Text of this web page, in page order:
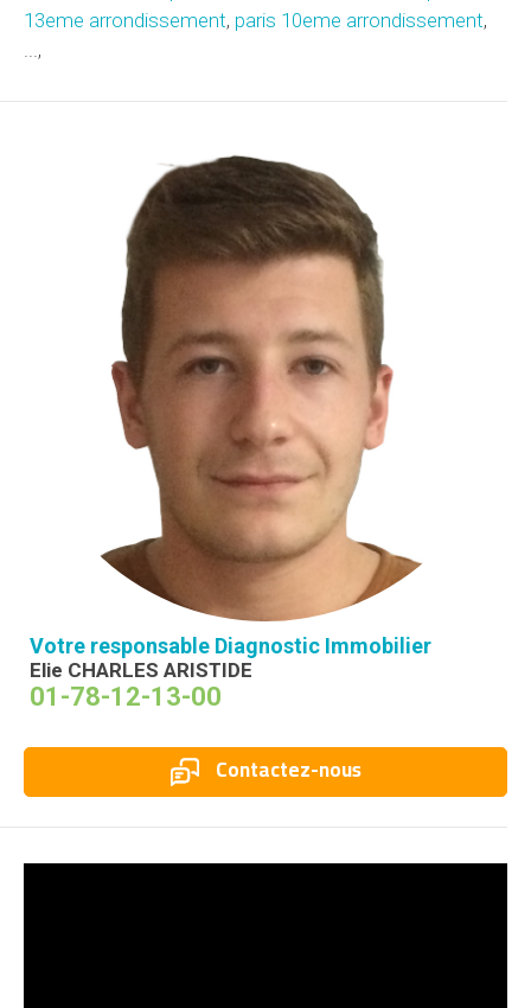
13eme arrondissement, paris 10eme arrondissement,
...,
Votre responsable Diagnostic Immobilier
Elie CHARLES ARISTIDE
01-78-12-13-00
Contactez-nous